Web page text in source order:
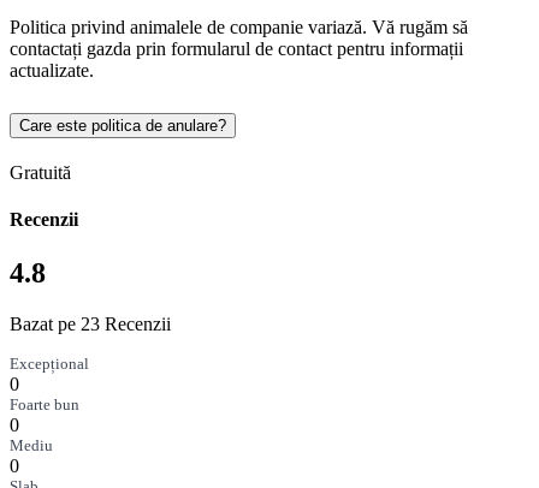
Politica privind animalele de companie variază. Vă rugăm să
contactați gazda prin formularul de contact pentru informații
actualizate.
Care este politica de anulare?
Gratuită
Recenzii
4.8
Bazat pe 23 Recenzii
Excepțional
0
Foarte bun
0
Mediu
0